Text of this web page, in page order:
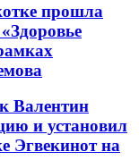
прошла
Валентин
и установил
Эгвекинот на